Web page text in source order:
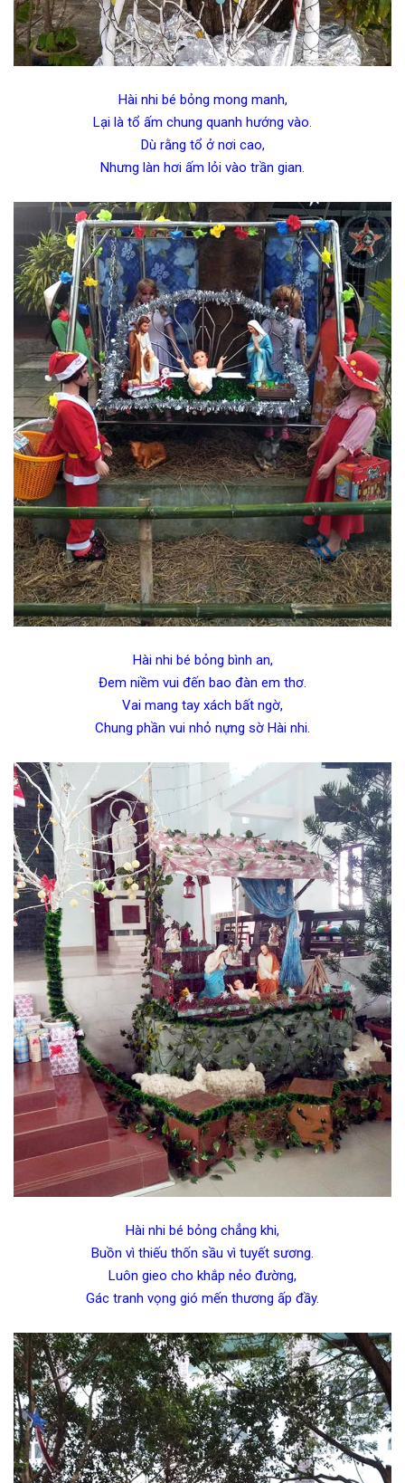
Hài nhi bé bỏng mong manh,
Lại là tổ ấm chung quanh hướng vào.
Dù rằng tổ ở nơi cao,
Nhưng làn hơi ấm lỏi vào trần gian.
Hài nhi bé bỏng bình an,
Đem niềm vui đến bao đàn em thơ.
Vai mang tay xách bất ngờ,
Chung phần vui nhỏ nựng sờ Hài nhi.
Hài nhi bé bỏng chẳng khi,
Buồn vì thiếu thốn sầu vì tuyết sương.
Luôn gieo cho khắp nẻo đường,
Gác tranh vọng gió mến thương ấp đầy.